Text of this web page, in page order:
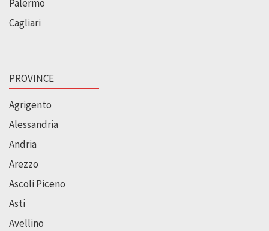
Palermo
Cagliari
PROVINCE
Agrigento
Alessandria
Andria
Arezzo
Ascoli Piceno
Asti
Avellino